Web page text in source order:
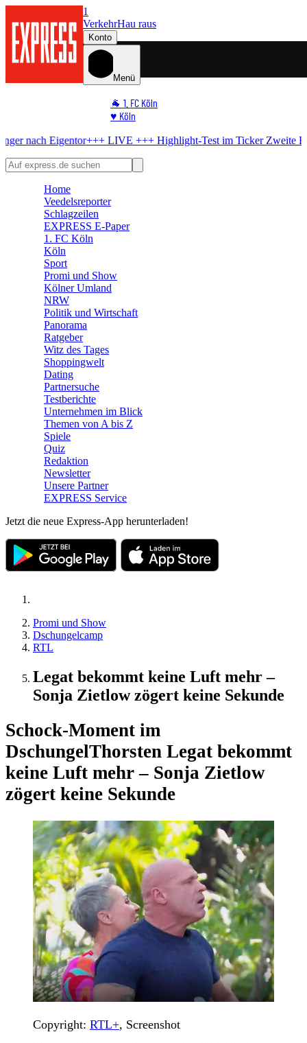
1
VerkehrHau raus
Konto
Menü
🐐 1. FC Köln
♥️ Köln
🏆 Sport
+++ LIVE +++Highlight-Test im TickerZweite Halbzeit läuft –
Home
Veedelsreporter
Schlagzeilen
EXPRESS E-Paper
1. FC Köln
Köln
Sport
Promi und Show
Kölner Umland
NRW
Politik und Wirtschaft
Panorama
Ratgeber
Witz des Tages
Shoppingwelt
Dating
Partnersuche
Testberichte
Unternehmen im Blick
Themen von A bis Z
Spiele
Quiz
Redaktion
Newsletter
Unsere Partner
EXPRESS Service
Jetzt die neue Express-App herunterladen!
Promi und Show
Dschungelcamp
RTL
Legat bekommt keine Luft mehr –
Sonja Zietlow zögert keine Sekunde
Schock-Moment im
DschungelThorsten Legat bekommt
keine Luft mehr – Sonja Zietlow
zögert keine Sekunde
Copyright: RTL+, Screenshot